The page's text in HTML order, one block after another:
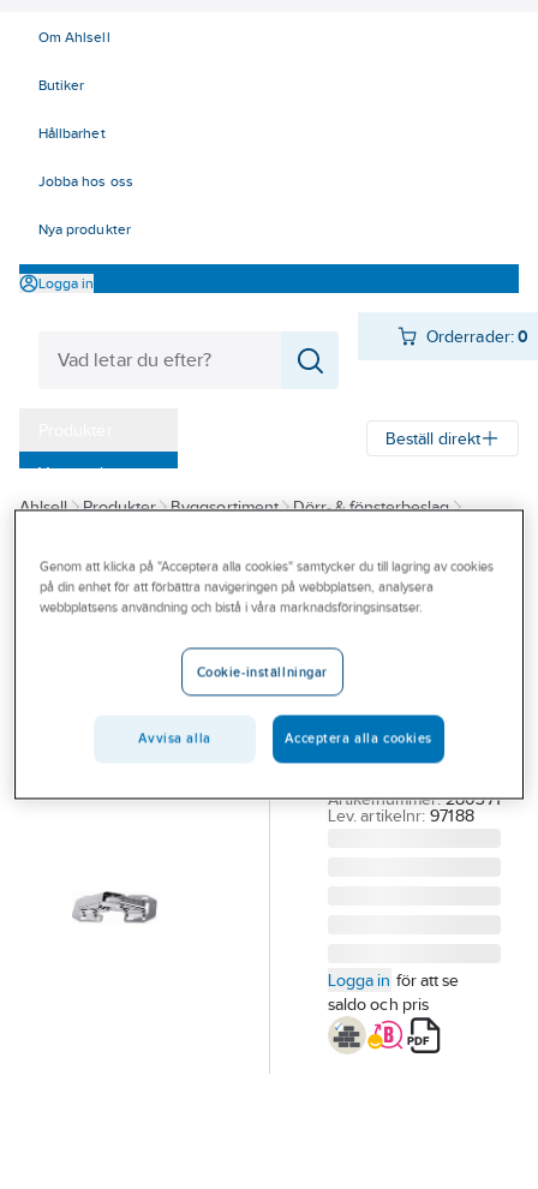
Om Ahlsell
Butiker
Hållbarhet
Jobba hos oss
Nya produkter
Logga in
Orderrader:0
Varumärken
Kampanjer
Outlet
Branscher
Beställ direkt
Ahlsell Produkter Byggsortiment
Dörr- & fönsterbeslag
A-COLLECTION
Gångjärn
A343
GÅNGJÄRN A343
FN
SJÄLVSTÄNGANDE
Artikelnummer: 280371
Lev. artikelnr: 97188
Logga in för att se
saldo och pris
Genom att klicka på "Acceptera alla cookies" samtycker du till lagring av cookies
på din enhet för att förbättra navigeringen på webbplatsen, analysera
webbplatsens användning och bistå i våra marknadsföringsinsatser.
Cookie-inställningar
Avvisa alla Acceptera alla cookies